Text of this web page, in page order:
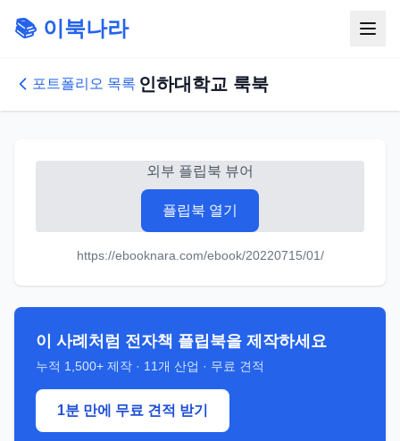
📚 이북나라
포트폴리오 목록 인하대학교 룩북
외부 플립북 뷰어
플립북 열기
https://ebooknara.com/ebook/20220715/01/
이 사례처럼 전자책 플립북을 제작하세요
누적 1,500+ 제작 · 11 개 산업 · 무료 견적
1분 만에 무료 견적 받기